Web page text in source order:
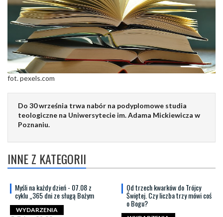
fot. pexels.com
Do 30 września trwa nabór na podyplomowe studia
teologiczne na Uniwersytecie im. Adama Mickiewicza w
Poznaniu.
INNE Z KATEGORII
Myśli na każdy dzień - 07.08 z
cyklu „365 dni ze sługą Bożym
WYDARZENIA
Od trzech kwarków do Trójcy
Świętej. Czy liczba trzy mówi coś
o Bogu?